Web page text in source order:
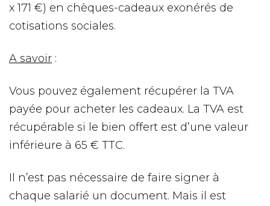
x 171 €) en chèques-cadeaux exonérés de
cotisations sociales.
A savoir :
Vous pouvez également récupérer la TVA
payée pour acheter les cadeaux. La TVA est
récupérable si le bien offert est d’une valeur
inférieure à 65 € TTC.
Il n’est pas nécessaire de faire signer à
chaque salarié un document. Mais il est